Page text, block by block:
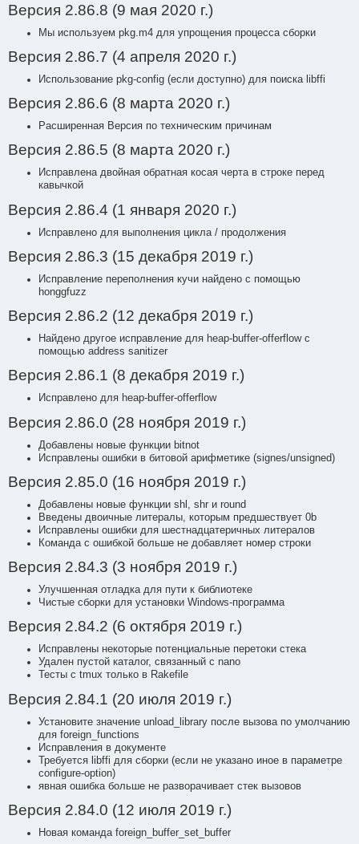
Версия 2.86.8 (9 мая 2020 г.)
Мы используем pkg.m4 для упрощения процесса сборки
Версия 2.86.7 (4 апреля 2020 г.)
Использование pkg-config (если доступно) для поиска libffi
Версия 2.86.6 (8 марта 2020 г.)
Расширенная Версия по техническим причинам
Версия 2.86.5 (8 марта 2020 г.)
Исправлена двойная обратная косая черта в строке перед
кавычкой
Версия 2.86.4 (1 января 2020 г.)
Исправлено для выполнения цикла / продолжения
Версия 2.86.3 (15 декабря 2019 г.)
Исправление переполнения кучи найдено с помощью
honggfuzz
Версия 2.86.2 (12 декабря 2019 г.)
Найдено другое исправление для heap-buffer-offerflow с
помощью address sanitizer
Версия 2.86.1 (8 декабря 2019 г.)
Исправлено для heap-buffer-offerflow
Версия 2.86.0 (28 ноября 2019 г.)
Добавлены новые функции bitnot
Исправлены ошибки в битовой арифметике (signes/unsigned)
Версия 2.85.0 (16 ноября 2019 г.)
Добавлены новые функции shl, shr и round
Введены двоичные литералы, которым предшествует 0b
Исправлены ошибки для шестнадцатеричных литералов
Команда с ошибкой больше не добавляет номер строки
Версия 2.84.3 (3 ноября 2019 г.)
Улучшенная отладка для пути к библиотеке
Чистые сборки для установки Windows-программа
Версия 2.84.2 (6 октября 2019 г.)
Исправлены некоторые потенциальные перетоки стека
Удален пустой каталог, связанный с nano
Тесты с tmux только в Rakefile
Версия 2.84.1 (20 июля 2019 г.)
Установите значение unload_library после вызова по умолчанию
для foreign_functions
Исправления в документе
Требуется libffi для сборки (если не указано иное в параметре
configure-option)
явная ошибка больше не разворачивает стек вызовов
Версия 2.84.0 (12 июля 2019 г.)
Новая команда foreign_buffer_set_buffer